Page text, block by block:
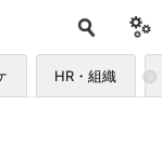
HR・組織